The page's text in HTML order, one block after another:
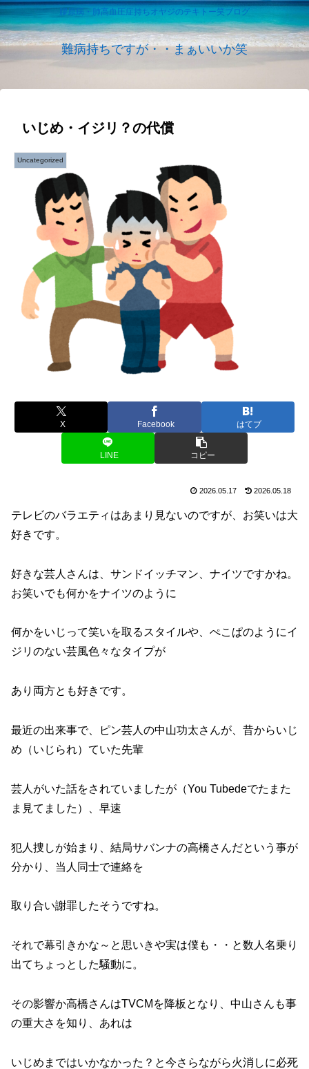
膠原病・肺高血圧症持ちオヤジのテキトー笑ブログ
難病持ちですが・・まぁいいか笑
いじめ・イジリ？の代償
Uncategorized
X Facebook はてブ
LINE コピー
2026.05.17 2026.05.18
テレビのバラエティはあまり見ないのですが、お笑いは大
好きです。
好きな芸人さんは、サンドイッチマン、ナイツですかね。
お笑いでも何かをナイツのように
何かをいじって笑いを取るスタイルや、ぺこぱのようにイ
ジリのない芸風色々なタイプが
あり両方とも好きです。
最近の出来事で、ピン芸人の中山功太さんが、昔からいじ
め（いじられ）ていた先輩
芸人がいた話をされていましたが（You Tubedeでたまた
ま見てました）、早速
犯人捜しが始まり、結局サバンナの高橋さんだという事が
分かり、当人同士で連絡を
取り合い謝罪したそうですね。
それで幕引きかな～と思いきや実は僕も・・と数人名乗り
出てちょっとした騒動に。
その影響か高橋さんはTVCMを降板となり、中山さんも事
の重大さを知り、あれは
いじめまではいかなかった？と今さらながら火消しに必死